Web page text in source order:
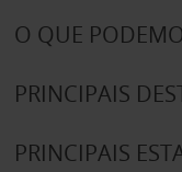
O QUE
PRINCIPAIS
PRINCIPAIS